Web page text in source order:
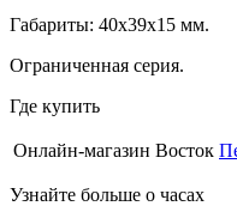
Габариты: 40х39х15 мм.
Ограниченная серия.
Где купить
Онлайн-магазин Восток
Узнайте больше о часах